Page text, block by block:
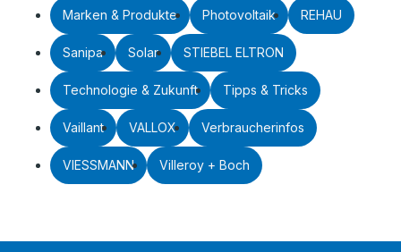
Marken & Produkte Photovoltaik REHAU
Sanipa Solar STIEBEL ELTRON
Technologie & Zukunft Tipps & Tricks
Vaillant VALLOX Verbraucherinfos
VIESSMANN Villeroy + Boch